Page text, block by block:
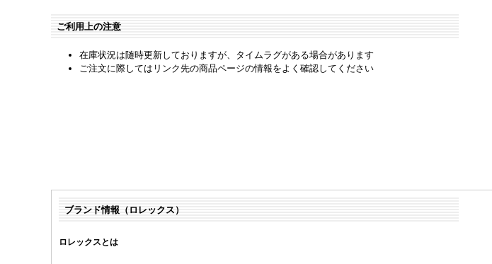
ご利用上の注意
在庫状況は随時更新しておりますが、タイムラグがある場合があります
ご注文に際してはリンク先の商品ページの情報をよく確認してください
ブランド情報（ロレックス）
ロレックスとは